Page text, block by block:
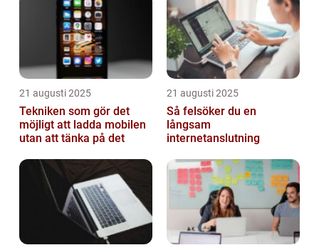
21 augusti 2025
Tekniken som gör det
möjligt att ladda mobilen
utan att tänka på det
21 augusti 2025
Så felsöker du en
långsam
internetanslutning